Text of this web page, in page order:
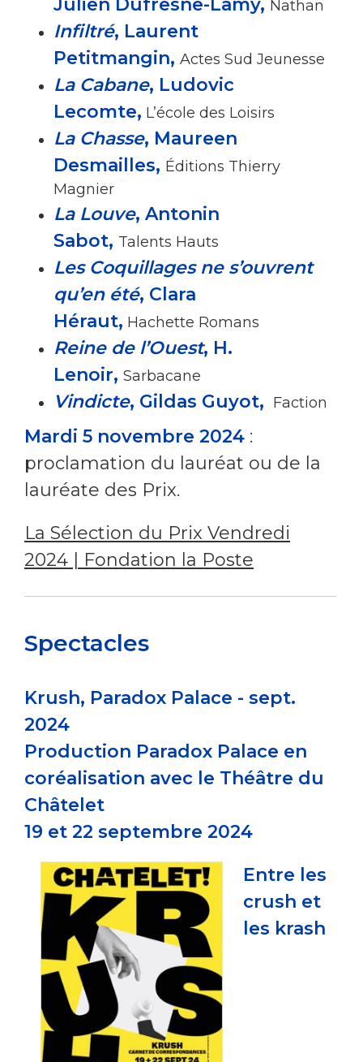
Nathan
Infiltré, Laurent
Petitmangin, Actes Sud Jeunesse
La Cabane, Ludovic
Lecomte, L’école des Loisirs
La Chasse, Maureen
Desmailles, Éditions Thierry
Magnier
La Louve, Antonin
Sabot, Talents Hauts
Les Coquillages ne s’ouvrent
qu’en été, Clara
Héraut, Hachette Romans
Reine de l’Ouest, H.
Lenoir, Sarbacane
Vindicte, Gildas Guyot, Faction
Mardi 5 novembre 2024 :
proclamation du lauréat ou de la
lauréate des Prix.
La Sélection du Prix Vendredi
2024 | Fondation la Poste
Spectacles
Krush, Paradox Palace - sept.
2024
Production Paradox Palace en
coréalisation avec le Théâtre du
Châtelet
19 et 22 septembre 2024
Entre les
crush et
les krash